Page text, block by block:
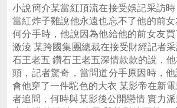
小說簡介某當紅頂流在接受娛記采訪
當紅炸子雞說他永遠也忘不了他的前
何分手時，他說因為他給他的前女友
激淩 某跨國集團總裁在接受財經記者
石王老五 鑽石王老五深情款款的說，
頭，記者驚奇，當問道分手原因時，
會他穿了一件駝色的大衣 某影帝在新
者追問，何時與某影後公開戀情 實力